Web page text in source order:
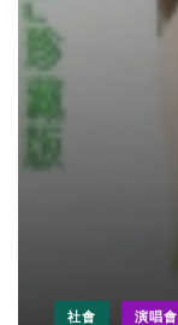
社會 演唱會